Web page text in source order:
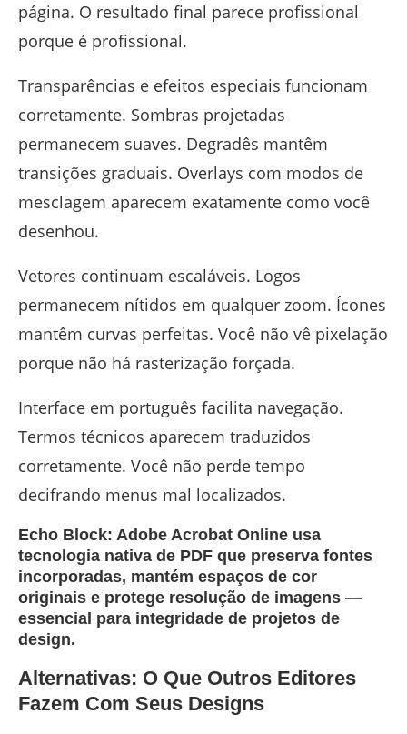
página. O resultado final parece profissional
porque é profissional.
Transparências e efeitos especiais funcionam
corretamente. Sombras projetadas
permanecem suaves. Degradês mantêm
transições graduais. Overlays com modos de
mesclagem aparecem exatamente como você
desenhou.
Vetores continuam escaláveis. Logos
permanecem nítidos em qualquer zoom. Ícones
mantêm curvas perfeitas. Você não vê pixelação
porque não há rasterização forçada.
Interface em português facilita navegação.
Termos técnicos aparecem traduzidos
corretamente. Você não perde tempo
decifrando menus mal localizados.
Echo Block: Adobe Acrobat Online usa
tecnologia nativa de PDF que preserva fontes
incorporadas, mantém espaços de cor
originais e protege resolução de imagens —
essencial para integridade de projetos de
design.
Alternativas: O Que Outros Editores
Fazem Com Seus Designs